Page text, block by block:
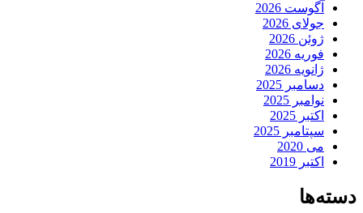
آگوست 2026
جولای 2026
ژوئن 2026
فوریه 2026
ژانویه 2026
دسامبر 2025
نوامبر 2025
اکتبر 2025
سپتامبر 2025
می 2020
اکتبر 2019
دسته‌ها